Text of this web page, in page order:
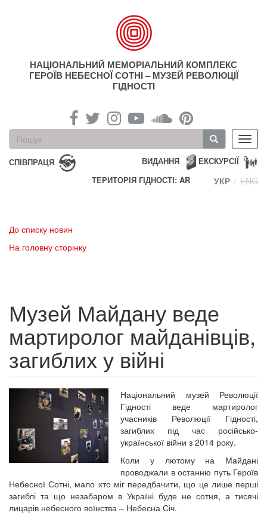
НАЦІОНАЛЬНИЙ МЕМОРІАЛЬНИЙ КОМПЛЕКС
ГЕРОЇВ НЕБЕСНОЇ СОТНІ – МУЗЕЙ РЕВОЛЮЦІЇ
ГІДНОСТІ
Пошукова
форма
Пошук
СПІВПРАЦЯ ЕКСКУРСІЇ
ВИДАННЯ
ТЕРИТОРІЯ ГІДНОСТІ: AR
УКР ENG
До списку новин
На головну сторінку
Музей Майдану веде
мартиролог майданівців,
загиблих у війні
Національний музей Революції
Гідності веде мартиролог
учасників Революції Гідності,
загиблих під час російсько-
української війни з 2014 року.
Коли у лютому на Майдані
проводжали в останню путь Героїв
Небесної Сотні, мало хто міг передбачити, що це лише перші
загиблі та що незабаром в Україні буде не сотня, а тисячі
лицарів небесного воїнства – Небесна Січ.